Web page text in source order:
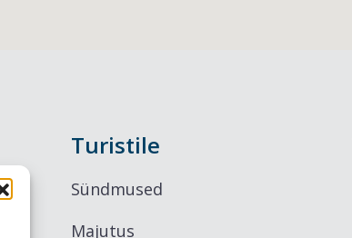
Turistile
Sündmused
Majutus